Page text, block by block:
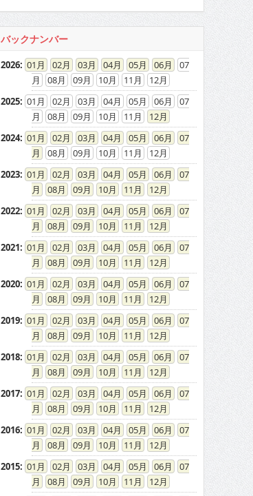
バックナンバー
2026: 01 02 03 04 05 06
07
08
09 10 11
12
2025: 01 02 03 04 05 06
07
08
09 10 11
12
2024: 01 02 03 04 05 06
07
08
09 10 11
12
2023: 01 02 03 04 05 06
07
08
09 10 11
12
2022: 01 02 03 04 05 06
07
08
09 10 11
12
2021: 01 02 03 04 05 06
07
08
09 10 11
12
2020: 01 02 03 04 05 06
07
08
09 10 11
12
2019: 01 02 03 04 05 06
07
08
09 10 11
12
2018: 01 02 03 04 05 06
07
08
09 10 11
12
2017: 01 02 03 04 05 06
07
08
09 10 11
12
2016: 01 02 03 04 05 06
07
08
09 10 11
12
2015: 01 02 03 04 05 06
07
08
09 10 11
12